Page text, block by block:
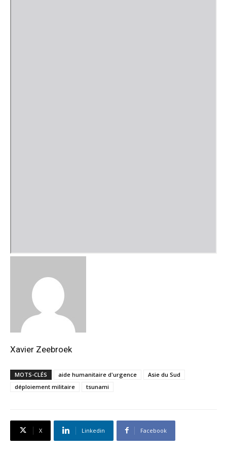
Xavier Zeebroek
MOTS-CLÉS aide humanitaire d'urgence
Asie du Sud
déploiement militaire
tsunami
X Linkedin Facebook